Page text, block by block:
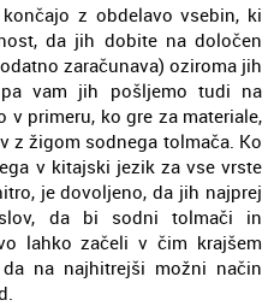
z obdelavo vsebin, ki
da jih dobite na določen
zaračunava) oziroma jih
pa vam jih pošljemo tudi na
v primeru, ko gre za materiale,
z žigom sodnega tolmača. Ko
v kitajski jezik za vse vrste
je dovoljeno, da jih najprej
da bi sodni tolmači in
lahko začeli v čim krajšem
na najhitrejši možni način